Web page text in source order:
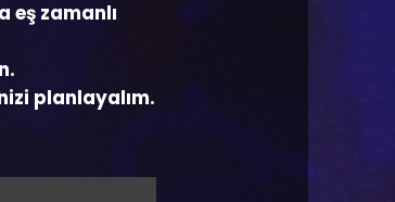
eş zamanlı
planlayalım.